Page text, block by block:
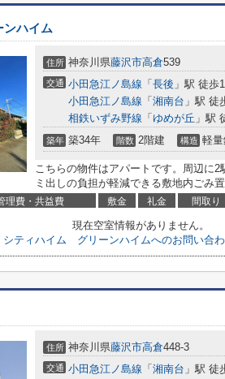
ハイム
住所 神奈川県藤沢市高倉539
交通 小田急江ノ島線 「 長後 」駅 徒歩
小田急江ノ島線 「 湘南台 」駅 徒
相鉄いずみ野線 「 ゆめが丘 」駅
築年 築34年 階数 2階建 構造 軽
こちらの物件はアパートです。周辺に
ミ出しの負担が軽減できる敷地内ごみ
理費・共益費 敷金 礼金 間取り
現在空室情報がありません。
シティハイム グリーンハイムへのお問い合
住所 神奈川県藤沢市高倉448-3
交通 小田急江ノ島線 「 湘南台 」駅 徒